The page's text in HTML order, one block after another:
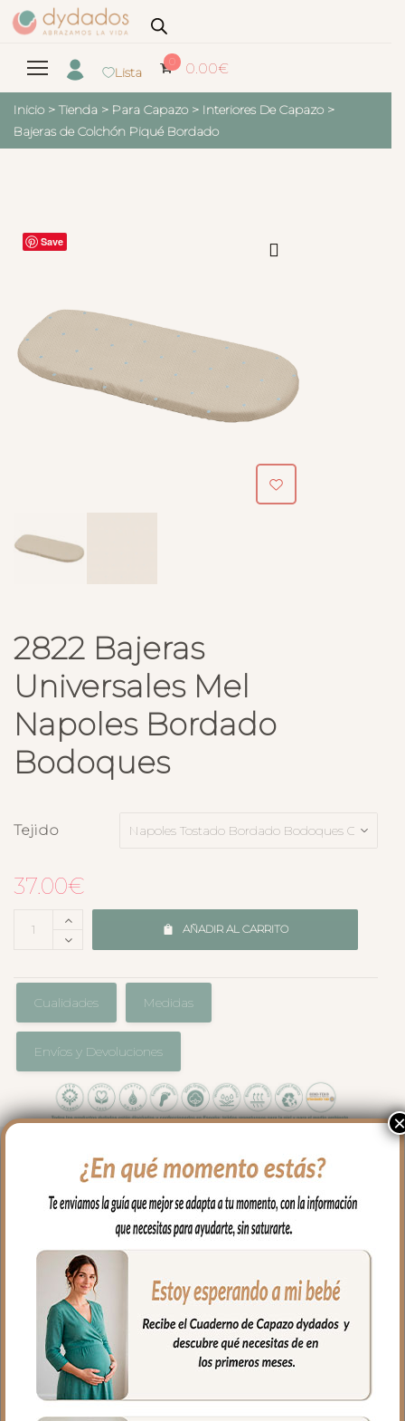
Lista
0 0.00€
Inicio > Tienda > Para Capazo > Interiores De Capazo >
Bajeras de Colchón Piqué Bordado
Save
2822 Bajeras
Universales Mel
Napoles Bordado
Bodoques
Tejido
37.00€
AÑADIR AL CARRITO
Cualidades Medidas
Envíos y Devoluciones
Para proteger el colchón de tu capazo o
universales para colchón estampadas es
el complemento que necesitas.
En tejido piqué bordado; un piqué de
algodón, se ajusta al colchón mediante
goma en todo el contorno. Puedes lavar
a mano o en lavadora, siempre agua fría,
jabones no abrasivos y secado al natural.
Medidas máximo 80x38cm
×